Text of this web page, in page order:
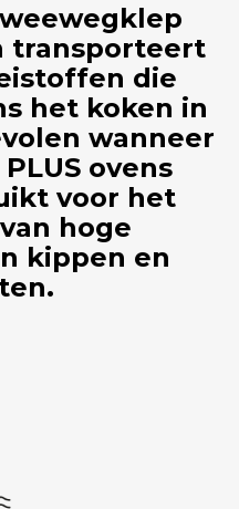
transporteert
die
het koken in
wanneer
ovens
voor het
hoge
kippen en